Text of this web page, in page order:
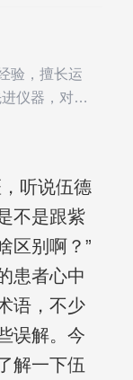
验，擅长运
仪器，对不
屑病、全身
听说伍德
不是跟紫
区别啊？”
患者心中
语，不少
误解。今
解一下伍